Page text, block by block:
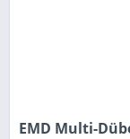
EMD Multi-